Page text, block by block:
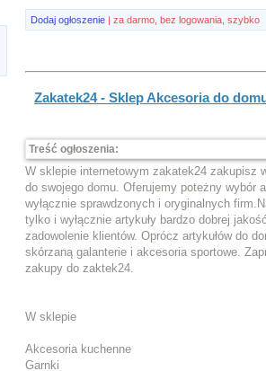
Dodaj ogłoszenie | za darmo, bez logowania, szybko
Zakatek24 - Sklep Akcesoria do
Treść ogłoszenia:
W sklepie internetowym zakatek24 zakupisz
do swojego domu. Oferujemy poteżny wybór
wyłącznie sprawdzonych i oryginalnych
tylko i wyłącznie artykuły bardzo dobrej
zadowolenie klientów. Oprócz artykułów do
skórzaną galanterie i akcesoria sportowe.
zakupy do zaktek24.
W sklepie
Akcesoria kuchenne
Garnki